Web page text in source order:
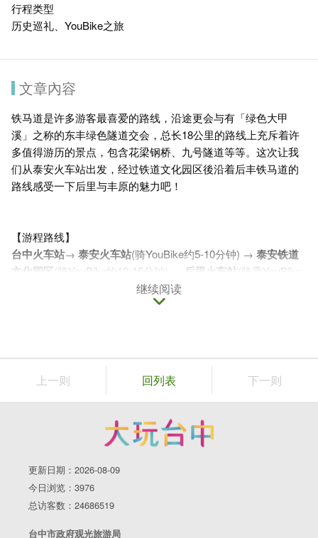
行程类型
历史巡礼、YouBike之旅
文章內容
铁马道是许多游客最喜爱的路线，沿途更会与有「绿色大甲
溪」之称的东丰绿色隧道交会，总长18公里的路线上充斥着许
多值得游历的景点，包含花梁钢桥、九号隧道等等。这次让我
们从泰安火车站出发，经过铁道文化园区後沿着后丰铁马道的
路线感受一下后里与丰原的魅力吧！
【游程路线】
台中火车站→ 泰安火车站(骑YouBike约5-10分钟) → 泰安铁道
文化园区(骑YouBike约10-15分钟) → 后里火车站 (骑乘YouBike
庙东夜市YouBike站
全台第一座高架车站，远眺火焰山与花梁钢桥
此次旅程第一站将来到泰安火车站，这里同时也是台湾铁路局
第一座高架化的车站。正因为他高架化的缘故，因此站在月台
继续阅读
上一则 回列表 下一则
更新日期：2026-08-09
今日浏览：3976
总访客数：24686519
台中市政府观光旅游局